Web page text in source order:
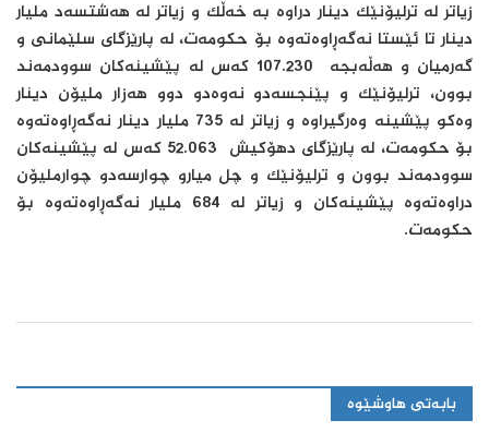
زیاتر له‌ ترلیۆنێك دینار دراوه‌ به‌ خه‌ڵك و زیاتر له‌ هه‌شتسه‌د‌ ملیار
دینار تا ئێستا نه‌گه‌ڕاوه‌ته‌وه بۆ حكومه‌ت‌، له پارێزگای‌ سلێمانی و
گه‌رمیان و هه‌ڵه‌بجه‌ 107.230 كه‌س له‌ پێشینه‌كان سوودمه‌ند
بوون، ترلیۆنێك و پێنجسه‌دو نه‌وه‌دو دوو هه‌زار ملیۆن دینار
وه‌كو پێشینه‌ وه‌رگیراوه‌ و زیاتر له‌ 735 ملیار دینار نه‌گه‌ڕاوه‌ته‌وه
بۆ حكومه‌ت، له‌ پارێزگای دهۆكیش ‌ 52.063 كه‌س له‌ پێشینه‌كان
سوودمه‌ند بوون و ترلیۆنێك و چل میارو چوارسه‌دو چوارملیۆن
دراوه‌ته‌وه‌ پێشینه‌كان و زیاتر له‌ 684 ملیار نه‌گه‌ڕاوه‌ته‌وه‌ بۆ
حكومه‌ت.
بابەتی هاوشێوە